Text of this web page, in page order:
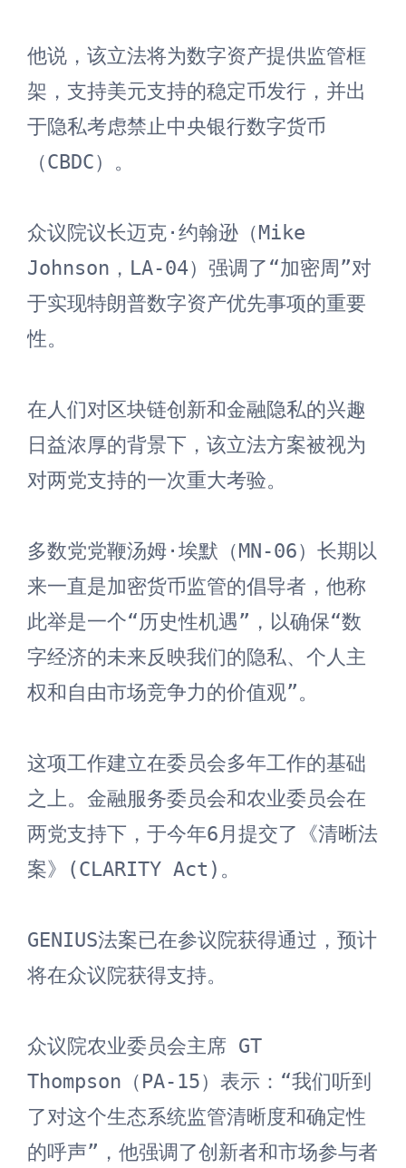
他说，该立法将为数字资产提供监管框
架，支持美元支持的稳定币发行，并出
于隐私考虑禁止中央银行数字货币
（CBDC）。
众议院议长迈克·约翰逊（Mike
Johnson，LA-04）强调了“加密周”对
于实现特朗普数字资产优先事项的重要
性。
在人们对区块链创新和金融隐私的兴趣
日益浓厚的背景下，该立法方案被视为
对两党支持的一次重大考验。
多数党党鞭汤姆·埃默（MN-06）长期以
来一直是加密货币监管的倡导者，他称
此举是一个“历史性机遇”，以确保“数
字经济的未来反映我们的隐私、个人主
权和自由市场竞争力的价值观”。
这项工作建立在委员会多年工作的基础
之上。金融服务委员会和农业委员会在
两党支持下，于今年6月提交了《清晰法
案》(CLARITY Act)。
GENIUS法案已在参议院获得通过，预计
将在众议院获得支持。
众议院农业委员会主席 GT
Thompson（PA-15）表示：“我们听到
了对这个生态系统监管清晰度和确定性
的呼声”，他强调了创新者和市场参与者